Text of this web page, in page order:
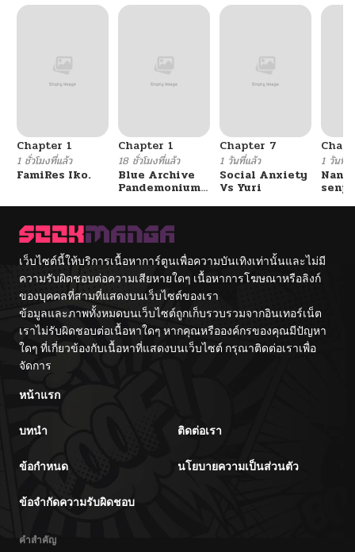
Chapter 1
1 ชั่วโมงที่แล้ว
FamiRes Iko.
Chapter 1
18 ชั่วโมงที่แล้ว
Blue Archive
Pandemonium
Chapter 7
1 วันที่แล้ว
Social Anxiety
Vs Yuri
1 วันที่แ
เว็บไซต์นี้ให้บริการเนื้อหาการ์ตูนเพื่อความบันเทิงเท่านั้นและไม่มี
ความรับผิดชอบต่อความเสียหายใดๆ เนื้อหาการโฆษณาหรือลิงก์
ของบุคคลที่สามที่แสดงบนเว็บไซต์ของเรา
ข้อมูลและภาพทั้งหมดบนเว็บไซต์ถูกเก็บรวบรวมจากอินเทอร์เน็ต
เราไม่รับผิดชอบต่อเนื้อหาใดๆ หากคุณหรือองค์กรของคุณมีปัญหา
ใดๆ ที่เกี่ยวข้องกับเนื้อหาที่แสดงบนเว็บไซต์ กรุณาติดต่อเราเพื่อ
จัดการ
หน้าแรก
บทนำ ติดต่อเรา
ข้อกำหนด นโยบายความเป็นส่วนตัว
ข้อจำกัดความรับผิดชอบ
คำสำคัญ